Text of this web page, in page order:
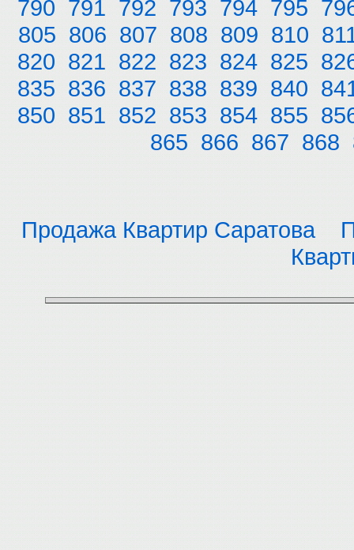
790 791 792 793 794 795
805 806 807 808 809 810
820 821 822 823 824 825
835 836 837 838 839 840
850 851 852 853 854 855
865 866 867 868
Продажа Квартир Саратова